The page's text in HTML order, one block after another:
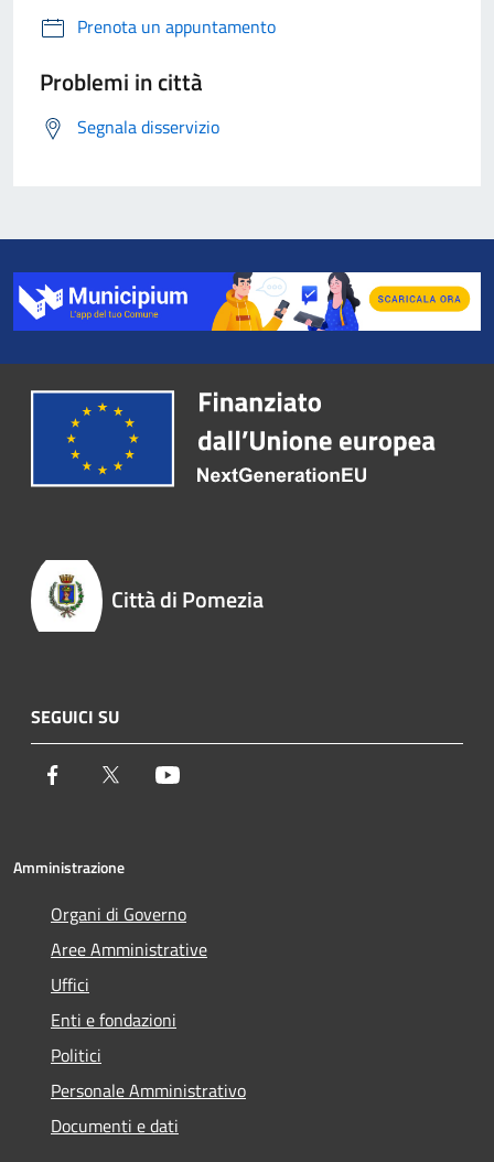
Prenota un appuntamento
Problemi in città
Segnala disservizio
Città di Pomezia
SEGUICI SU
Facebook Twitter
Amministrazione
Organi di Governo
Aree Amministrative
Uffici
Enti e fondazioni
Politici
Personale Amministrativo
Documenti e dati